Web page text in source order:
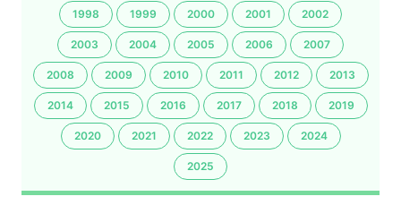
1998 1999 2000 2001 2002
2003 2004 2005 2006 2007
2008 2009 2010 2011 2012 2013
2014 2015 2016 2017 2018 2019
2020 2021 2022 2023 2024
2025